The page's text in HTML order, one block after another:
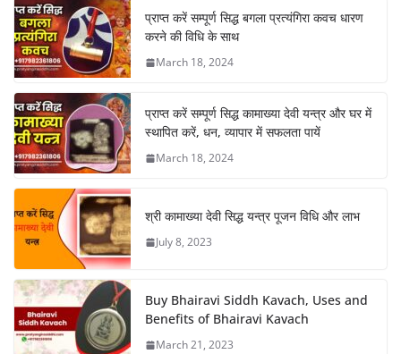
प्राप्त करें सम्पूर्ण सिद्ध बगला प्रत्यंगिरा कवच धारण
करने की विधि के साथ
March 18, 2024
प्राप्त करें सम्पूर्ण सिद्ध कामाख्या देवी यन्त्र और घर में
स्थापित करें, धन, व्यापार में सफलता पायें
March 18, 2024
श्री कामाख्या देवी सिद्ध यन्त्र पूजन विधि और लाभ
July 8, 2023
Buy Bhairavi Siddh Kavach, Uses and
Benefits of Bhairavi Kavach
March 21, 2023